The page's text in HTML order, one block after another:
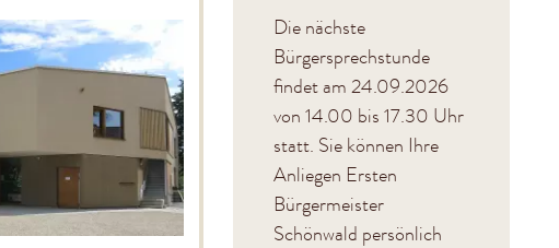
Die nächste
Bürgersprechstunde
findet am 24.09.2026
von 14.00 bis 17.30 Uhr
statt. Sie können Ihre
Anliegen Ersten
Bürgermeister
Schönwald persönlich